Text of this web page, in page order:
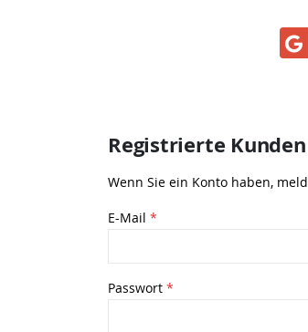
Registrierte Kunden
Wenn Sie ein Konto haben,
E-Mail
Passwort